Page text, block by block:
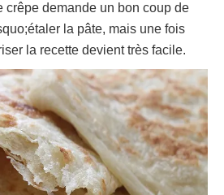
crêpe demande un bon coup de
la pâte, mais une fois
la recette devient très facile.